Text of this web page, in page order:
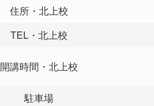
住所・北上校
TEL・北上校
開講時間・北上校
駐車場